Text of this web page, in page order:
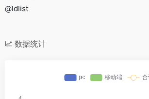
@ldlist
数据统计